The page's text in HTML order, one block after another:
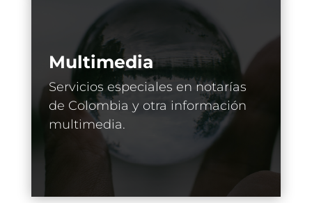
Multimedia
Servicios especiales en notarías
de Colombia y otra información
multimedia.